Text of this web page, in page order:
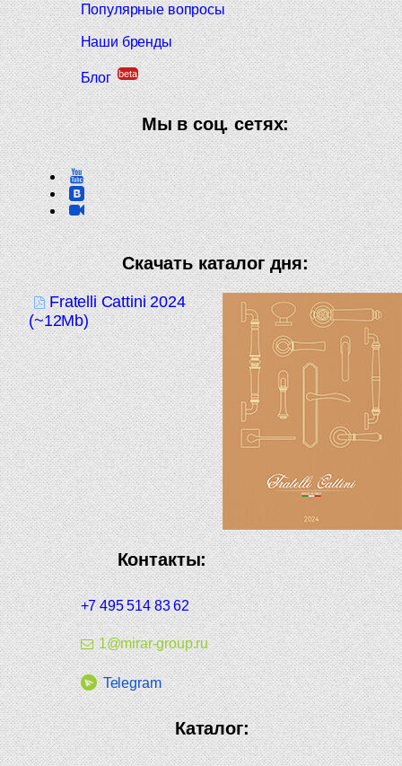
Популярные вопросы
Наши бренды
Блог beta
Мы в соц. сетях:
Скачать каталог дня:
Fratelli Cattini 2024
(~12Mb)
Контакты:
+7 495 514 83 62
1@mirar-group.ru
Telegram
Каталог: